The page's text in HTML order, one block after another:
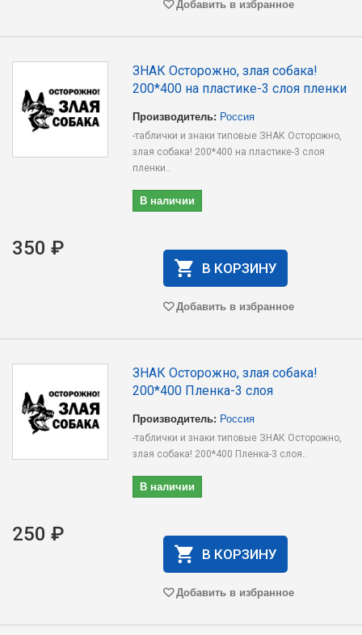
Добавить в избранное
ЗНАК Осторожно, злая собака!
200*400 на пластике-3 слоя пленки
Производитель: Россия
-таблички и знаки типовые ЗНАК Осторожно,
злая собака! 200*400 на пластике-3 слоя
пленки..
В наличии
350 ₽
В КОРЗИНУ
Добавить в избранное
ЗНАК Осторожно, злая собака!
200*400 Пленка-3 слоя
Производитель: Россия
-таблички и знаки типовые ЗНАК Осторожно,
злая собака! 200*400 Пленка-3 слоя..
В наличии
250 ₽
В КОРЗИНУ
Добавить в избранное